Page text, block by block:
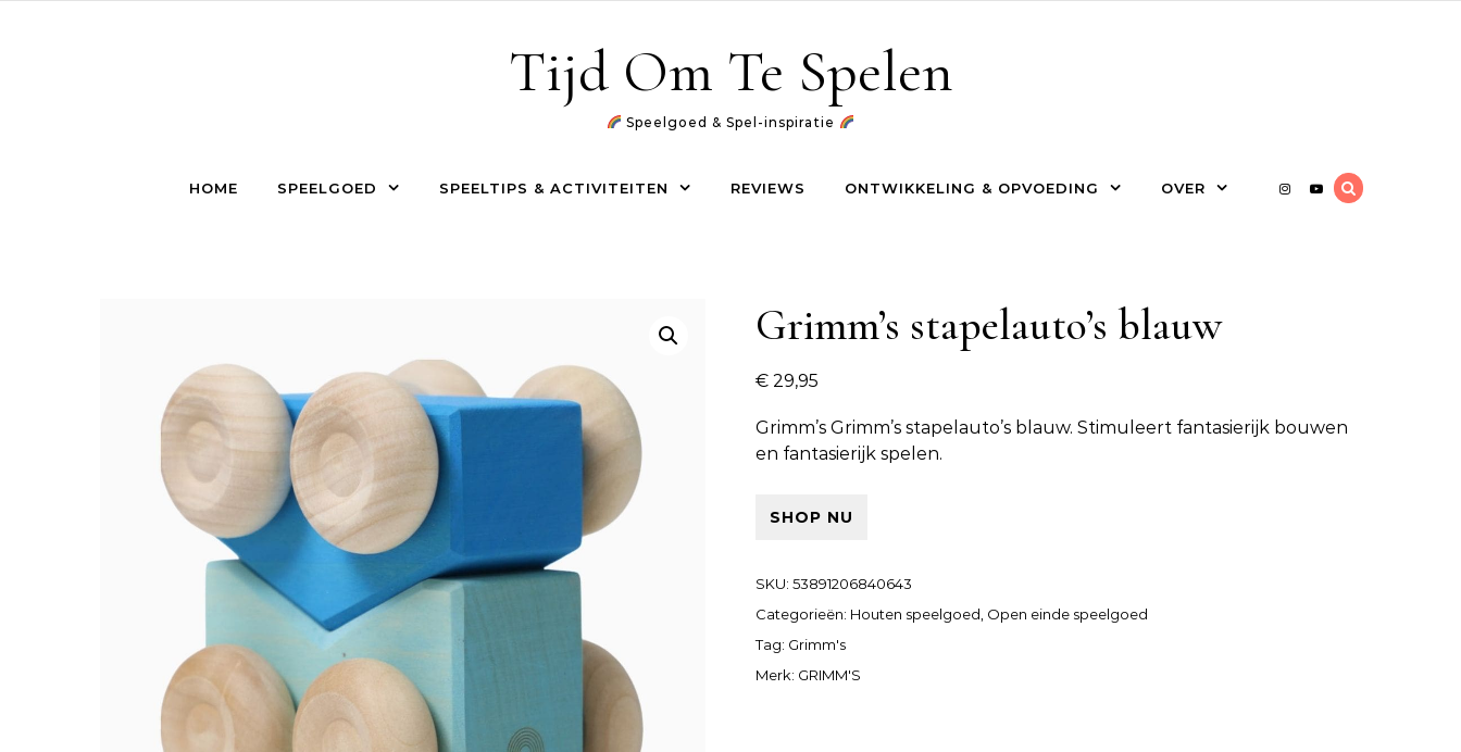
Tijd Om Te Spelen
Speelgoed & Spel-inspiratie
HOME SPEELGOED SPEELTIPS & ACTIVITEITEN REVIEWS ONTWIKKELING & OPVOEDING OVER
Grimm’s stapelauto’s blauw
€ 29,95
Grimm’s Grimm’s stapelauto’s blauw. Stimuleert fantasierijk bouwen
en fantasierijk spelen.
SHOP NU
SKU:53891206840643
Categorieën: Houten speelgoed Open einde speelgoed
Tag: Grimm's
Merk: GRIMM'S